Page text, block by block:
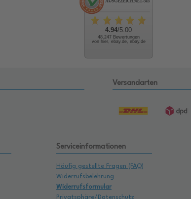
4.94/5.00
48.247 Bewertungen
von hier, ebay.de, ebay.de
Versandarten
Serviceinformationen
Häufig gestellte Fragen (FAQ)
Widerrufsbelehrung
Widerrufsformular
Privatsphäre/Datenschutz